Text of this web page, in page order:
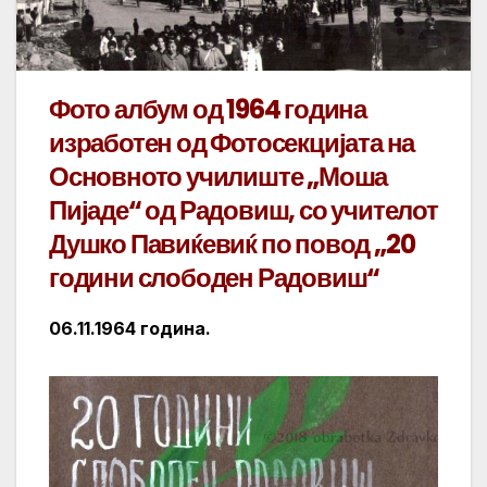
Фото албум од 1964 година
изработен од Фотосекцијата на
Основното училиште „Моша
Пијаде“ од Радовиш, со учителот
Душко Павиќевиќ по повод „20
години слободен Радовиш“
06.11.1964 година.